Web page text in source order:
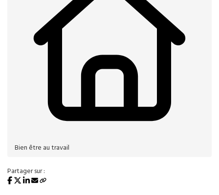
Bien être au travail
Partager sur :